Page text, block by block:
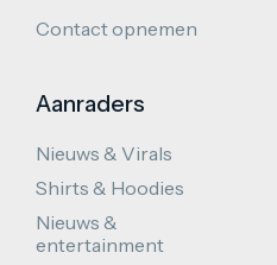
Contact opnemen
Aanraders
Nieuws & Virals
Shirts & Hoodies
Nieuws &
entertainment